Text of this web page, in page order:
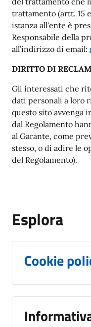
trattamento (artt. 15
istanza all'ente è
Responsabile della
all’indirizzo di email:
DIRITTO DI
Gli interessati che
dati personali a loro
questo sito avvenga
dal Regolamento
al Garante, come
stesso, o di adire le
del Regolamento).
Esplora
Cookie